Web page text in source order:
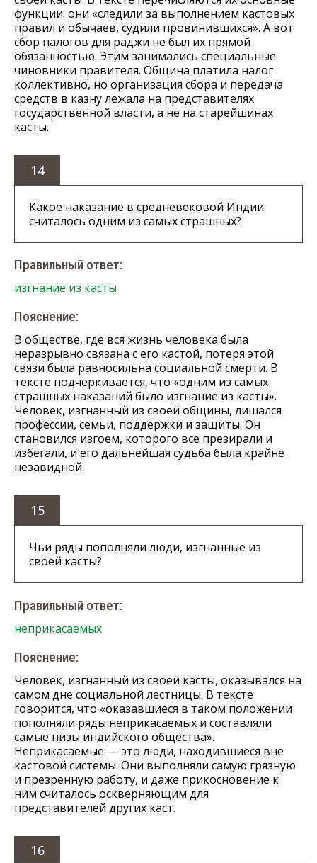
функции: они «следили за выполнением кастовых
правил и обычаев, судили провинившихся». А вот
сбор налогов для раджи не был их прямой
обязанностью. Этим занимались специальные
чиновники правителя. Община платила налог
коллективно, но организация сбора и передача
средств в казну лежала на представителях
государственной власти, а не на старейшинах
касты.
14
Какое наказание в средневековой Индии
считалось одним из самых страшных?
Правильный ответ:
изгнание из касты
Пояснение:
В обществе, где вся жизнь человека была
неразрывно связана с его кастой, потеря этой
связи была равносильна социальной смерти. В
тексте подчеркивается, что «одним из самых
страшных наказаний было изгнание из касты».
Человек, изгнанный из своей общины, лишался
профессии, семьи, поддержки и защиты. Он
становился изгоем, которого все презирали и
избегали, и его дальнейшая судьба была крайне
незавидной.
15
Чьи ряды пополняли люди, изгнанные из
своей касты?
Правильный ответ:
неприкасаемых
Пояснение:
Человек, изгнанный из своей касты, оказывался на
самом дне социальной лестницы. В тексте
говорится, что «оказавшиеся в таком положении
пополняли ряды неприкасаемых и составляли
самые низы индийского общества».
Неприкасаемые — это люди, находившиеся вне
кастовой системы. Они выполняли самую грязную
и презренную работу, и даже прикосновение к
ним считалось оскверняющим для
представителей других каст.
16